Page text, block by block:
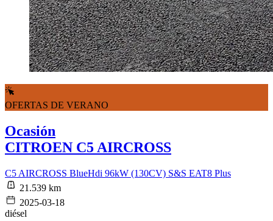
OFERTAS DE VERANO
Ocasión
CITROEN C5 AIRCROSS
C5 AIRCROSS BlueHdi 96kW (130CV) S&S EAT8 Plus
21.539 km
2025-03-18
diésel